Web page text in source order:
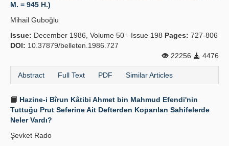
M. = 945 H.)
Mihail Guboğlu
Issue: December 1986, Volume 50 - Issue 198 Pages: 727-806
DOI: 10.37879/belleten.1986.727
22256
4476
Abstract Full Text PDF Similar Articles
Hazine-i Bîrun Kâtibi Ahmet bin Mahmud Efendi'nin
Tuttuğu Prut Seferine Ait Defterden Koparılan Sahifelerde
Neler Vardı?
Şevket Rado